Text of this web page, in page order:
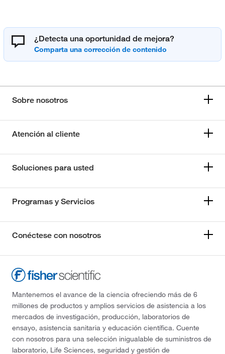
¿Detecta una oportunidad de mejora?
Sobre nosotros
Atención al cliente
Soluciones para usted
Programas y Servicios
Conéctese con nosotros
Mantenemos el avance de la ciencia ofreciendo más de 6
millones de productos y amplios servicios de asistencia a los
mercados de investigación, producción, laboratorios de
ensayo, asistencia sanitaria y educación científica. Cuente
con nosotros para una selección inigualable de suministros de
laboratorio, Life Sciences, seguridad y gestión de